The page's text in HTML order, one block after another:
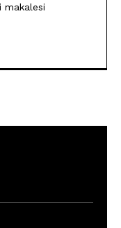
makalesi